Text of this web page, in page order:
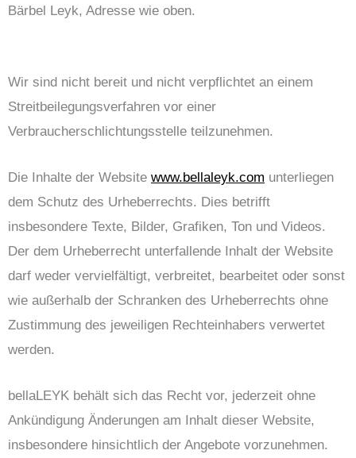
Bärbel Leyk, Adresse wie oben.
Wir sind nicht bereit und nicht verpflichtet an einem
Streitbeilegungsverfahren vor einer
Verbraucherschlichtungsstelle teilzunehmen.
Die Inhalte der Website www.bellaleyk.com unterliegen
dem Schutz des Urheberrechts. Dies betrifft
insbesondere Texte, Bilder, Grafiken, Ton und Videos.
Der dem Urheberrecht unterfallende Inhalt der Website
darf weder vervielfältigt, verbreitet, bearbeitet oder sonst
wie außerhalb der Schranken des Urheberrechts ohne
Zustimmung des jeweiligen Rechteinhabers verwertet
werden.
bellaLEYK behält sich das Recht vor, jederzeit ohne
Ankündigung Änderungen am Inhalt dieser Website,
insbesondere hinsichtlich der Angebote vorzunehmen.